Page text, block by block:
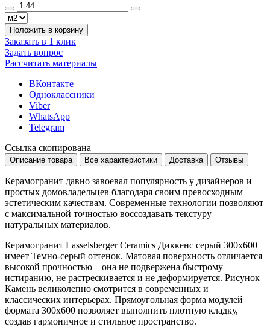
Положить в корзину
Заказать в 1 клик
Задать вопрос
Рассчитать материалы
ВКонтакте
Одноклассники
Viber
WhatsApp
Telegram
Ссылка скопирована
Описание товара Все характеристики Доставка Отзывы
Керамогранит давно завоевал популярность у дизайнеров и
простых домовладельцев благодаря своим превосходным
эстетическим качествам. Современные технологии позволяют
с максимальной точностью воссоздавать текстуру
натуральных материалов.
Керамогранит Lasselsberger Ceramics Диккенс серый 300x600
имеет Темно-серый оттенок. Матовая поверхность отличается
высокой прочностью – она не подвержена быстрому
истиранию, не растрескивается и не деформируется. Рисунок
Камень великолепно смотрится в современных и
классических интерьерах. Прямоугольная форма модулей
формата 300x600 позволяет выполнить плотную кладку,
создав гармоничное и стильное пространство.